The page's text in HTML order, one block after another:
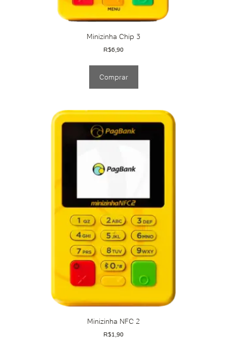
Minizinha Chip 3
R$6,90
Comprar
Minizinha NFC 2
R$1,90